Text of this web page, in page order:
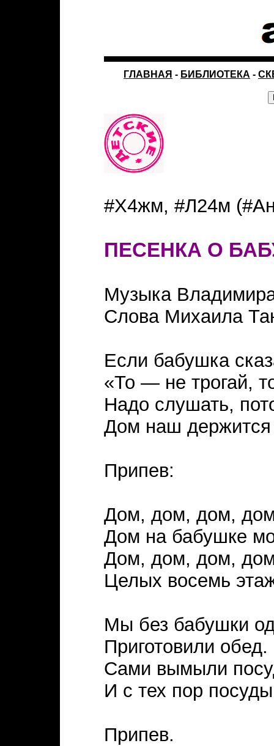
ГЛАВНАЯ - БИБЛИОТЕКА -
#Х4жм, #Л24м
ПЕСЕНКА О
Музыка
Слова Михаила
Если бабушка
«То — не трогай,
Надо слушать,
Дом наш держится
Припев:
Дом, дом, дом,
Дом на бабушке
Дом, дом, дом,
Целых восемь
Мы без бабушки
Приготовили обед.
Сами вымыли
И с тех пор
Припев.